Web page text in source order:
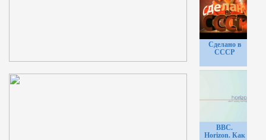
Сделано в
СССР
BBC.
Horizon. Как